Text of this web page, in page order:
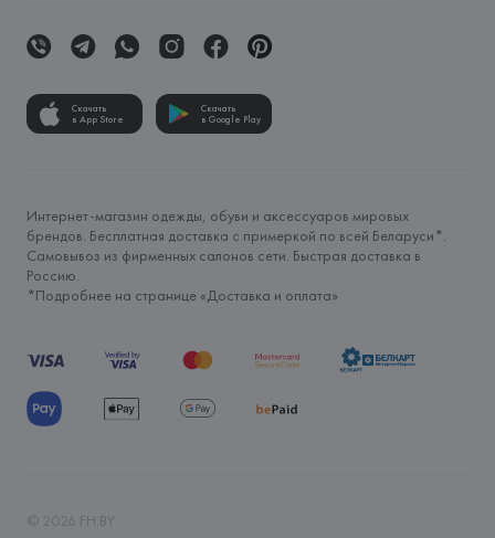
Скачать
в App Store
Скачать
в Google Play
Интернет-магазин одежды, обуви и аксессуаров мировых
брендов. Бесплатная доставка с примеркой по всей Беларуси*.
Самовывоз из фирменных салонов сети. Быстрая доставка в
Россию.
*Подробнее на странице «Доставка и оплата»
© 2026 FH.BY